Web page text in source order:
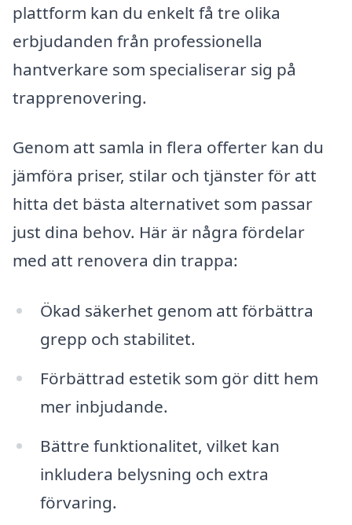
plattform kan du enkelt få tre olika
erbjudanden från professionella
hantverkare som specialiserar sig på
trapprenovering.
Genom att samla in flera offerter kan du
jämföra priser, stilar och tjänster för att
hitta det bästa alternativet som passar
just dina behov. Här är några fördelar
med att renovera din trappa:
Ökad säkerhet genom att förbättra
grepp och stabilitet.
Förbättrad estetik som gör ditt hem
mer inbjudande.
Bättre funktionalitet, vilket kan
inkludera belysning och extra
förvaring.